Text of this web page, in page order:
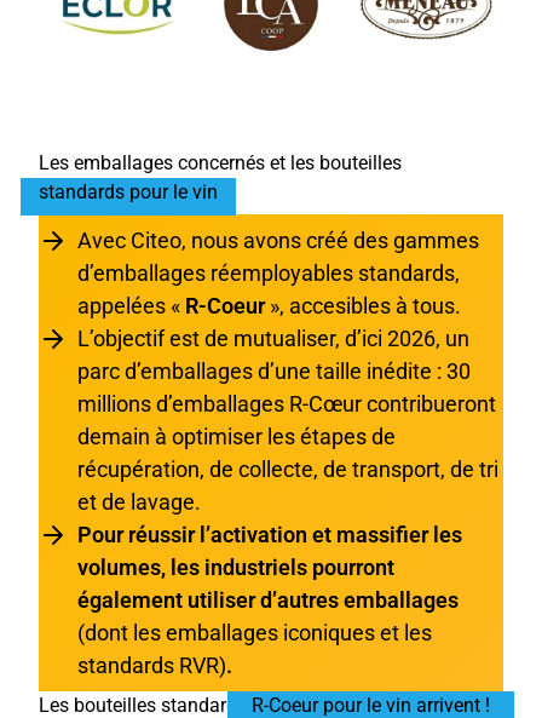
Les emballages concernés et les bouteilles
standards pour le vin
Avec Citeo, nous avons créé des gammes
d’emballages réemployables standards,
appelées « R-Coeur», accesibles à tous.
L’objectif est de mutualiser, d’ici 2026, un
parc d’emballages d’une taille inédite : 30
millions d’emballages R-Cœur contribueront
demain à optimiser les étapes de
récupération, de collecte, de transport, de tri
et de lavage.
Pour réussir l’activation et massifier les
volumes, les industriels pourront
également utiliser d’autres emballages
(dont les emballages iconiques et les
standards RVR).
Les bouteilles standards R-Coeur pour le vin arrivent !